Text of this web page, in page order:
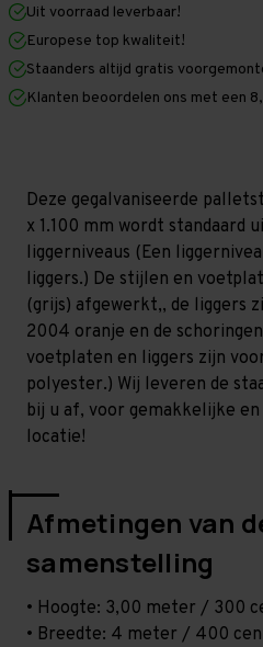
mm
x
1.100
mm
Galva
Standaard
-
T80
mm
1.100
mm
(HxLXD)
Galva
Standaard
-
T80
Uit voorraad leverbaar!
Europese top kwaliteit!
Staanders altijd gratis
Klanten beoordelen ons met een
Deze gegalvaniseerde
x 1.100 mm wordt standaard
liggerniveaus (Een
liggers.) De stijlen en
(grijs) afgewerkt,, de liggers
2004 oranje en de
voetplaten en liggers zijn
polyester.) Wij leveren de
bij u af, voor gemakkelijke
locatie!
Afmetingen van
samenstelling
• Hoogte: 3,00 meter / 300
• Breedte: 4 meter / 400